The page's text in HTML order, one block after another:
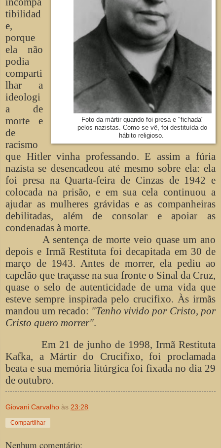
Foto da mártir quando foi presa e "fichada"
pelos nazistas. Como se vê, foi destituída do
hábito religioso.
tibilidad
e,
porque
ela não
podia
comparti
lhar a
ideologi
a de
morte e
de
racismo
que Hitler vinha professando. E assim a fúria
nazista se desencadeou até mesmo sobre ela: ela
foi presa na Quarta-feira de Cinzas de 1942 e
colocada na prisão, e em sua cela continuou a
ajudar as mulheres grávidas e as companheiras
debilitadas, além de consolar e apoiar as
condenadas à morte.
A sentença de morte veio quase um ano
depois e Irmã Restituta foi decapitada em 30 de
março de 1943. Antes de morrer, ela pediu ao
capelão que traçasse na sua fronte o Sinal da Cruz,
quase o selo de autenticidade de uma vida que
esteve sempre inspirada pelo crucifixo. Às irmãs
mandou um recado: "Tenho vivido por Cristo, por
Cristo quero morrer".
Em 21 de junho de 1998, Irmã Restituta
Kafka, a Mártir do Crucifixo, foi proclamada
beata e sua memória litúrgica foi fixada no dia 29
de outubro.
Giovani Carvalho às 23:28
Compartilhar
Nenhum comentário: